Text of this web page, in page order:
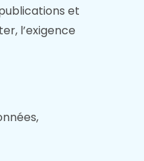
et
l’exigence